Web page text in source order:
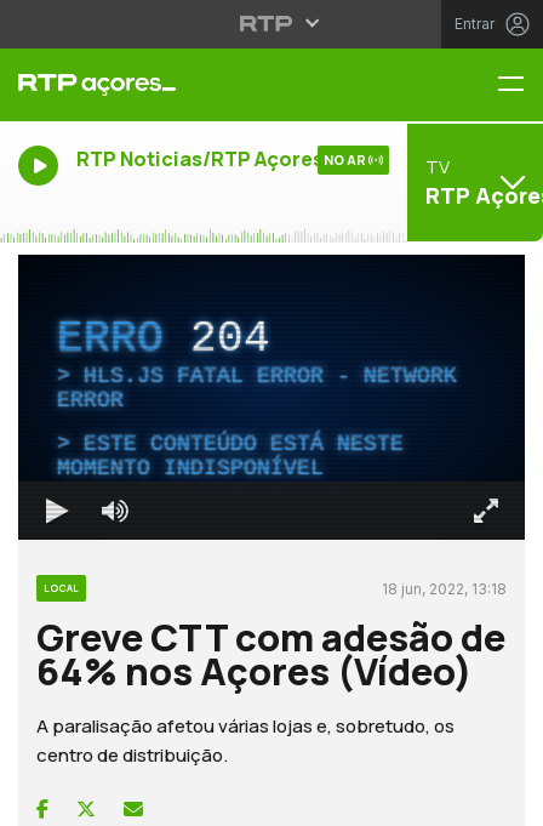
Entrar
RTP Noticias/RTP Açores NO AR TV
RTP
ERRO204
HLS.JS FATAL ERROR - NETWORK
ERROR
ESTE CONTEÚDO ESTÁ NESTE
MOMENTO INDISPONÍVEL
LOCAL 18 jun, 2022, 13:18
Greve CTT com adesão de
64% nos Açores (Vídeo)
A paralisação afetou várias lojas e, sobretudo, os
centro de distribuição.